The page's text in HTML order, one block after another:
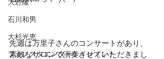
大野隆
石川和男
大杉光恵
フォレスタエンターテインメント
先週は万里子さんのコンサートがあり、
素敵なサロンで演奏させていただきまし